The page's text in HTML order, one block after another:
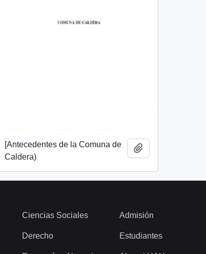
[Antecedentes de la Comuna de
Caldera)
Ciencias Sociales
Derecho
Admisión
Estudiantes